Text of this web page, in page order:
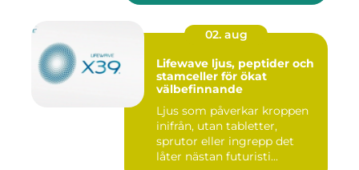
02. aug
Lifewave ljus, peptider och
stamceller för ökat
välbefinnande
Ljus som påverkar kroppen
inifrån, utan tabletter,
sprutor eller ingrepp det
låter nästan futuristi...